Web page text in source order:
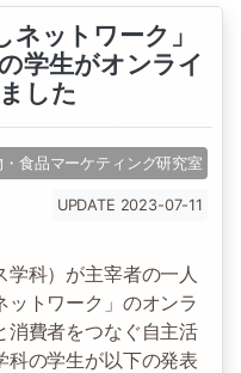
ネットワーク」
学生がオンライ
した
・食品マーケティング研究室
UPDATE 2023-07-11
科）が主宰者の一人
トワーク」のオンラ
消費者をつなぐ自主活
科の学生が以下の発表